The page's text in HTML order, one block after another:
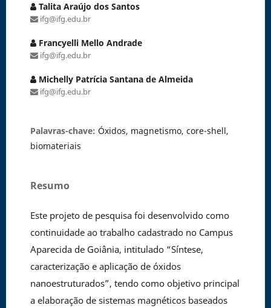
Talita Araújo dos Santos
ifg@ifg.edu.br
Francyelli Mello Andrade
ifg@ifg.edu.br
Michelly Patrícia Santana de Almeida
ifg@ifg.edu.br
Palavras-chave: Óxidos, magnetismo, core-shell,
biomateriais
Resumo
Este projeto de pesquisa foi desenvolvido como
continuidade ao trabalho cadastrado no Campus
Aparecida de Goiânia, intitulado “Síntese,
caracterização e aplicação de óxidos
nanoestruturados”, tendo como objetivo principal
a elaboração de sistemas magnéticos baseados